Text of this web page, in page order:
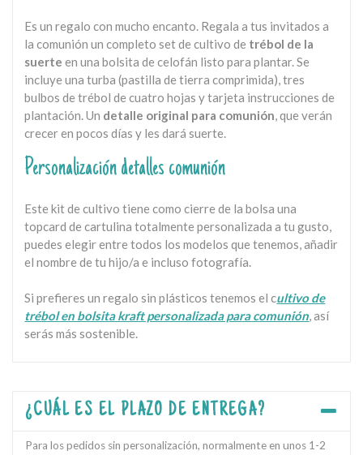
Es un regalo con mucho encanto. Regala a tus invitados a
la comunión un completo set de cultivo de trébol de la
suerte en una bolsita de celofán listo para plantar. Se
incluye una turba (pastilla de tierra comprimida), tres
bulbos de trébol de cuatro hojas y tarjeta instrucciones de
plantación. Un detalle original para comunión, que verán
crecer en pocos días y les dará suerte.
Personalización detalles comunión
Este kit de cultivo tiene como cierre de la bolsa una
topcard de cartulina totalmente personalizada a tu gusto,
puedes elegir entre todos los modelos que tenemos, añadir
el nombre de tu hijo/a e incluso fotografía.
Si prefieres un regalo sin plásticos tenemos el cultivo de
trébol en bolsita kraft personalizada para comunión, así
serás más sostenible.
¿CUÁL ES EL PLAZO DE ENTREGA?
Para los pedidos sin personalización, normalmente en unos 1-2